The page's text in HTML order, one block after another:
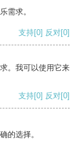
需求。
支持[0] 反对[0]
。我可以使用它来
支持[0] 反对[0]
的选择。